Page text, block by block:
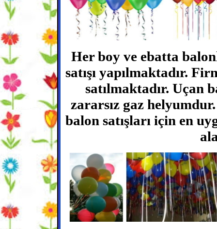
Her boy ve ebatta
satışı yapılmaktadır.
satılmaktadır. Uçan
zararsız gaz
balon satışları için en